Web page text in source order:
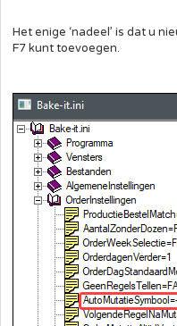
Het enige ‘nadeel’ is dat u
F7 kunt toevoegen.